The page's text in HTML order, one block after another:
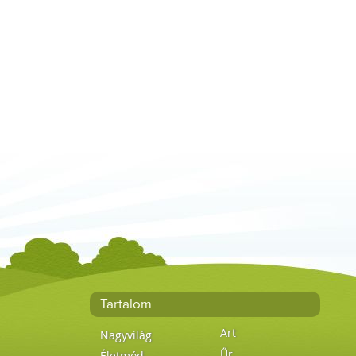
Tartalom
Nagyvilág
Art